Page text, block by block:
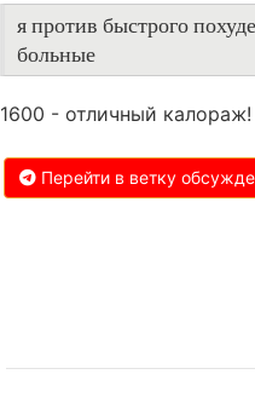
я против быстрого
больные
1600 - отличный
Перейти в ветку